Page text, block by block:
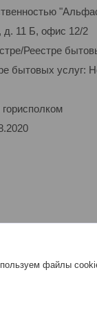
д. 11 Б, офис 12/2
Реестре
бытовых услуг:
файлы